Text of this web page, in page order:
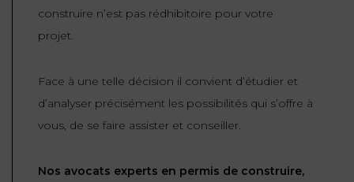
construire n’est pas rédhibitoire pour votre
projet.
Face à une telle décision il convient d’étudier et
d’analyser précisément les possibilités qui s’offre à
vous, de se faire assister et conseiller.
Nos avocats experts en permis de construire,